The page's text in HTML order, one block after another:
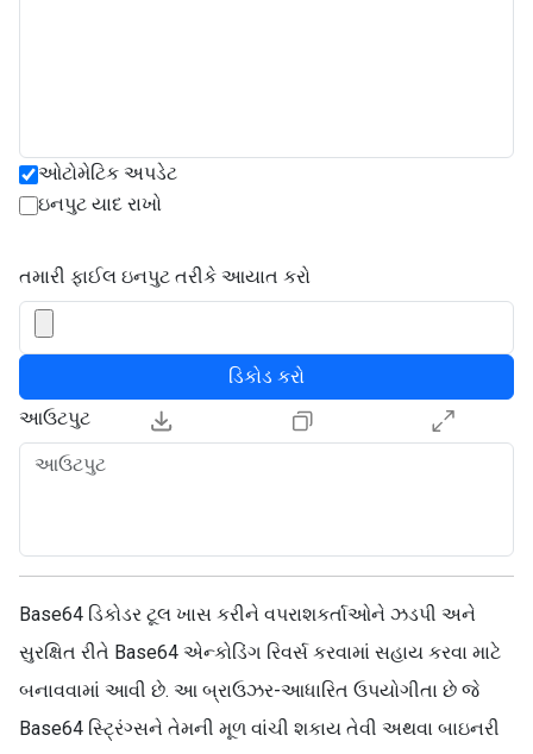
ઓટોમેટિક અપડેટ
ઇનપુટ યાદ રાખો
તમારી ફાઈલ ઇનપુટ તરીકે આયાત કરો
ડિકોડ કરો
આઉટપુટ
Base64 ડિકોડર ટૂલ ખાસ કરીને વપરાશકર્તાઓને ઝડપી અને
સુરક્ષિત રીતે Base64 એન્કોડિંગ રિવર્સ કરવામાં સહાય કરવા માટે
બનાવવામાં આવી છે. આ બ્રાઉઝર-આધારિત ઉપયોગીતા છે જે
Base64 સ્ટ્રિંગ્સને તેમની મૂળ વાંચી શકાય તેવી અથવા બાઇનરી